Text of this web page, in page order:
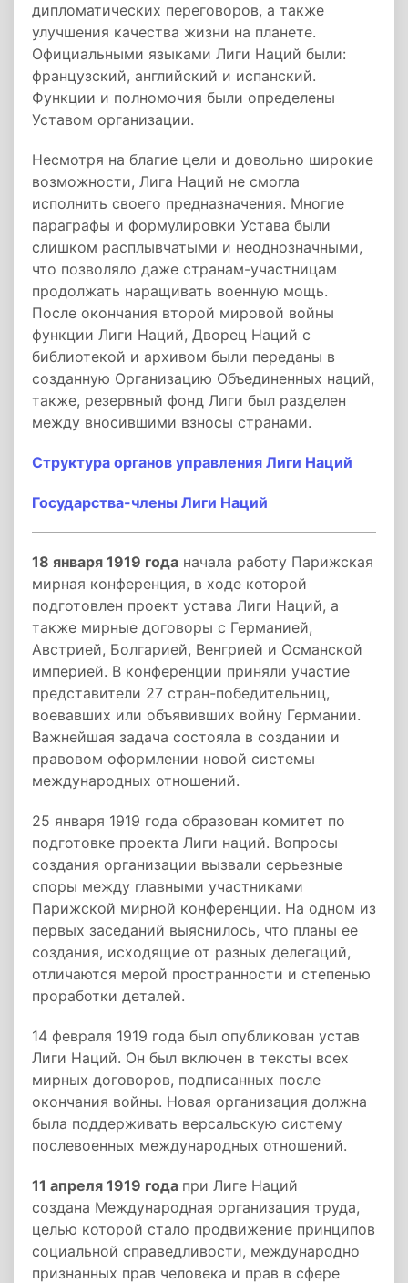
дипломатических переговоров, а также
улучшения качества жизни на планете.
Официальными языками Лиги Наций были:
французский, английский и испанский.
Функции и полномочия были определены
Уставом организации.
Несмотря на благие цели и довольно широкие
возможности, Лига Наций не смогла
исполнить своего предназначения. Многие
параграфы и формулировки Устава были
слишком расплывчатыми и неоднозначными,
что позволяло даже странам-участницам
продолжать наращивать военную мощь.
После окончания второй мировой войны
функции Лиги Наций, Дворец Наций с
библиотекой и архивом были переданы в
созданную Организацию Объединенных наций,
также, резервный фонд Лиги был разделен
между вносившими взносы странами.
Структура органов управления Лиги Наций
Государства-члены Лиги Наций
18 января 1919 года начала работу Парижская
мирная конференция, в ходе которой
подготовлен проект устава Лиги Наций, а
также мирные договоры с Германией,
Австрией, Болгарией, Венгрией и Османской
империей. В конференции приняли участие
представители 27 стран-победительниц,
воевавших или объявивших войну Германии.
Важнейшая задача состояла в создании и
правовом оформлении новой системы
международных отношений.
25 января 1919 года образован комитет по
подготовке проекта Лиги наций. Вопросы
создания организации вызвали серьезные
споры между главными участниками
Парижской мирной конференции. На одном из
первых заседаний выяснилось, что планы ее
создания, исходящие от разных делегаций,
отличаются мерой пространности и степенью
проработки деталей.
14 февраля 1919 года был опубликован устав
Лиги Наций. Он был включен в тексты всех
мирных договоров, подписанных после
окончания войны. Новая организация должна
была поддерживать версальскую систему
послевоенных международных отношений.
11 апреля 1919 года при Лиге Наций
создана Международная организация труда,
целью которой стало продвижение принципов
социальной справедливости, международно
признанных прав человека и прав в сфере